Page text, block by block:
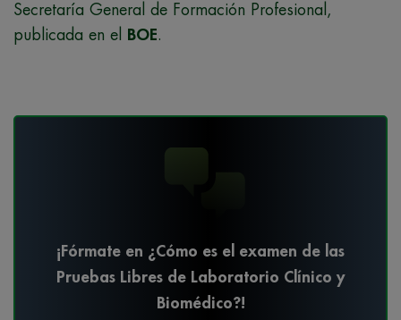
Secretaría General de Formación Profesional,
publicada en el
BOE
¡Fórmate en ¿Cómo es el examen de las
Pruebas Libres de Laboratorio Clínico y
Biomédico?!